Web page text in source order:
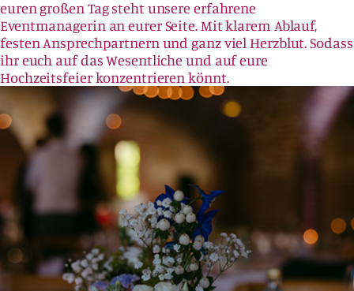
euren großen Tag steht unsere erfahrene
Eventmanagerin an eurer Seite. Mit klarem Ablauf,
festen Ansprechpartnern und ganz viel Herzblut. Sodass
ihr euch auf das Wesentliche und auf eure
Hochzeitsfeier konzentrieren könnt.